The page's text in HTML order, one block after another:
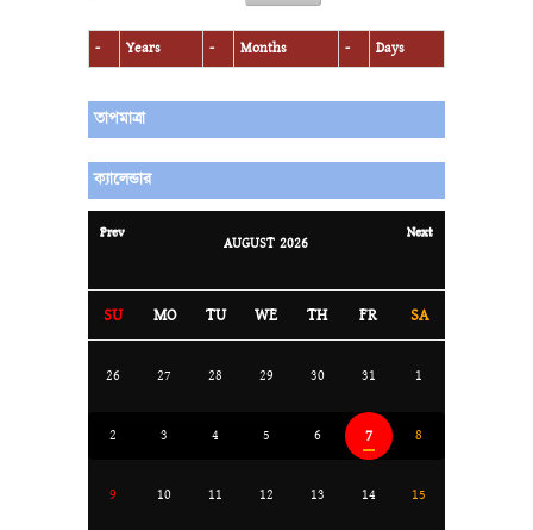
- Years - Months - Days
তাপমাত্রা
ক্যালেন্ডার
Prev
AUGUST 2026
Next
SU MO TU WE TH FR SA
26 27 28 29 30 31 1
2 3 4 5 6 7 8
9 10 11 12 13 14 15